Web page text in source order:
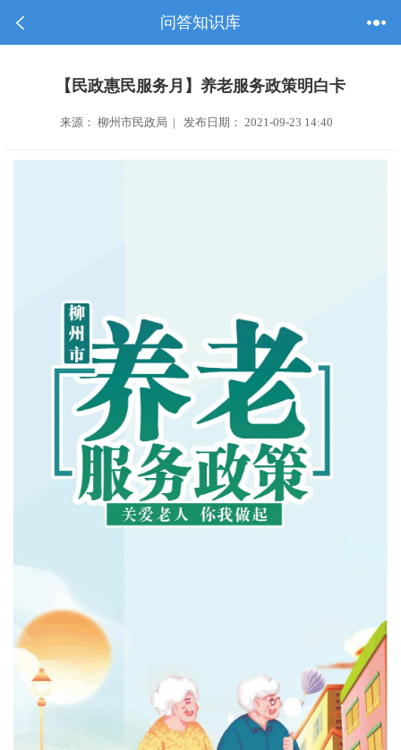
问答知识库
【民政惠民服务月】养老服务政策明白卡
来源： 柳州市民政局 | 发布日期： 2021-09-23 14:40